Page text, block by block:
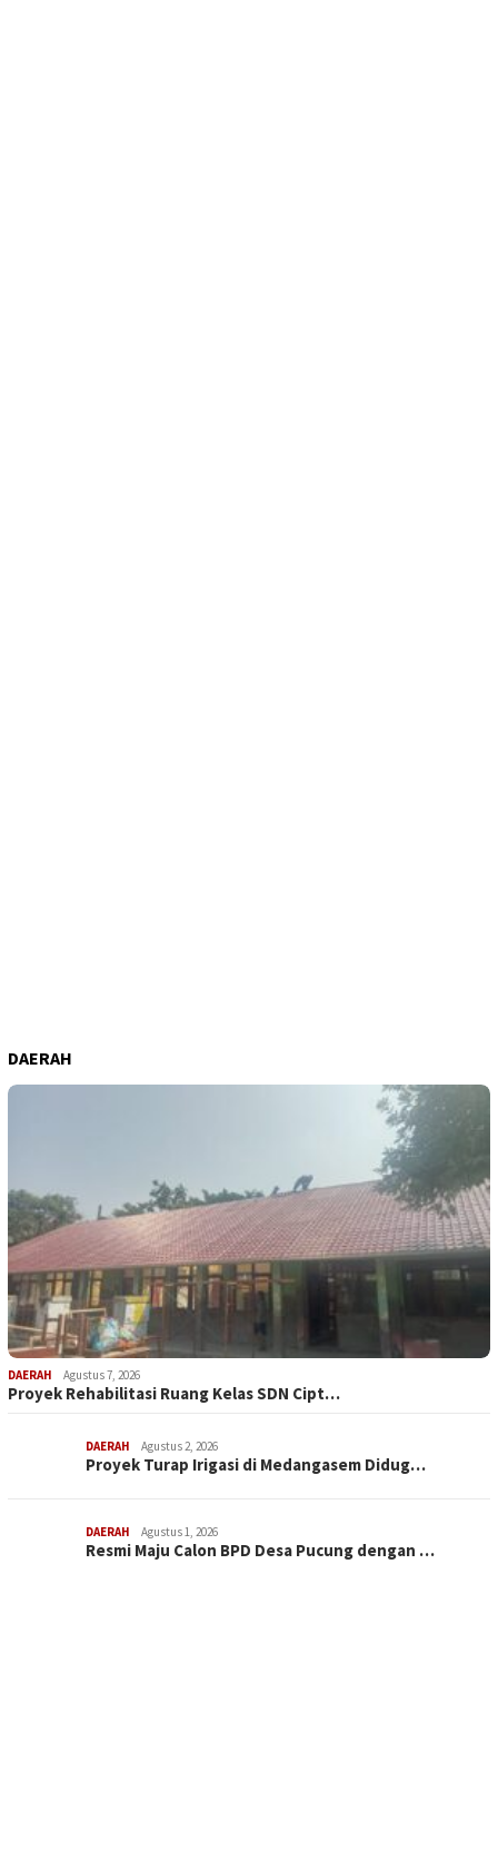
DAERAH
DAERAH Agustus 7, 2026
Proyek Rehabilitasi Ruang Kelas SDN Cipt…
DAERAH Agustus 2, 2026
Proyek Turap Irigasi di Medangasem Didug…
DAERAH Agustus 1, 2026
Resmi Maju Calon BPD Desa Pucung dengan …